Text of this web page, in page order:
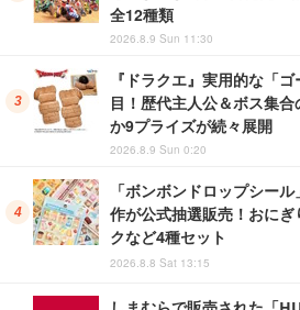
全12種類
2026.8.9 Sun 11:30
『ドラクエ』実用的な「
目！歴代主人公＆ボス集
か9プライズが続々展開
2026.8.9 Sun 0:20
「ボンボンドロップシー
作が公式抽選販売！おに
クなど4種セット
2026.8.8 Sat 13:15